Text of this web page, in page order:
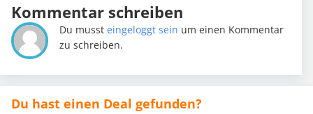
Kommentar schreiben
Du mussteingeloggt sein um einen Kommentar
zu schreiben.
Du hast einen Deal gefunden?